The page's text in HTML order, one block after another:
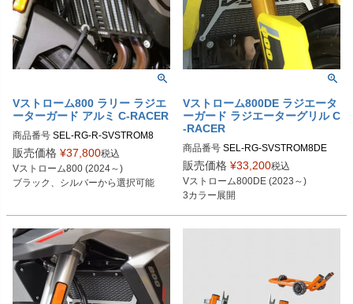
Vストローム800 ラリー ラジエ
ーターガード アルミ C-RACER
商品番号 SEL-RG-R-SVSTROM8
販売価格 ¥37,800税込
Vストローム800 (2024～)
ブラック、シルバーから選択可能
Vストローム800DE ラジエータ
ーガード ラジエーターグリル C
-RACER
商品番号 SEL-RG-SVSTROM8DE
販売価格 ¥33,200税込
Vストローム800DE (2023～)
3カラー展開